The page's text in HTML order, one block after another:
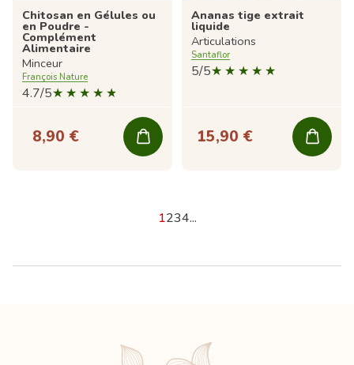
Chitosan en Gélules ou
en Poudre -
Complément
Alimentaire
Minceur
François Nature
4.7/5
8,90 €
Ananas tige extrait
liquide
Articulations
Santaflor
5/5
15,90 €
1234...